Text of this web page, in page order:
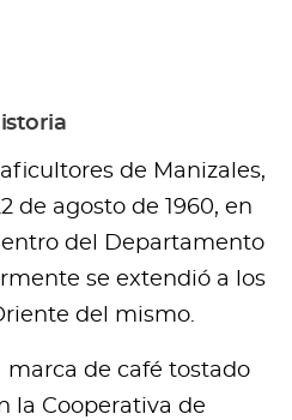
de Manizales,
de agosto de 1960, en
del Departamento
se extendió a los
del mismo.
marca de café tostado
la Cooperativa de